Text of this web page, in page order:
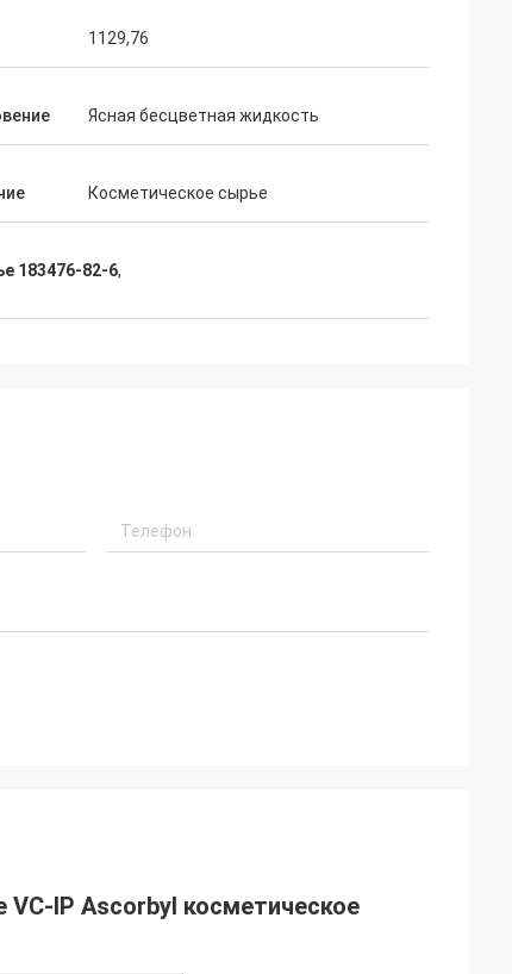
1129,76
Ясная бесцветная жидкость
Косметическое сырье
183476-82-6,
IP Ascorbyl косметическое